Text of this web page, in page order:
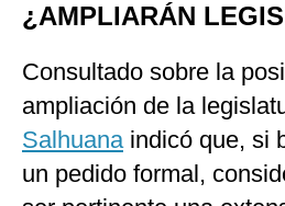
¿AMPLIARÁN
Consultado sobre la
ampliación de la
Salhuanaindicó que, si
un pedido formal,